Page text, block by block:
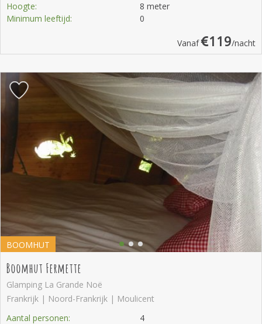
Hoogte:
8 meter
Minimum leeftijd:
0
Vanaf 119/nacht
BOOMHUT
Boomhut Fermette
Glamping La Grande Noë
Frankrijk | Noord-Frankrijk | Moulicent
Aantal personen:
4